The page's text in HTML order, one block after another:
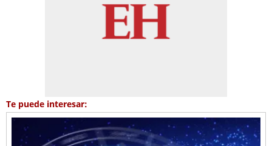
Te puede interesar: